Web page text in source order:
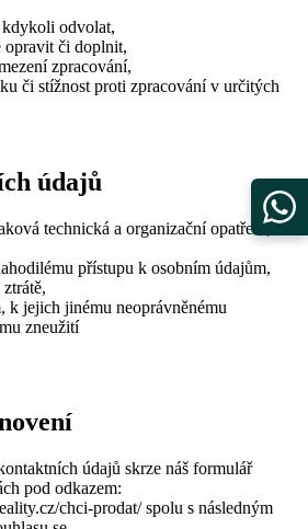
kdykoli odvolat,
opravit či doplnit,
zpracování,
či stížnost proti zpracování v určitých
údajů
technická a organizační opatření,
přístupu k osobním údajům,
k jejich jinému neoprávněnému
zneužití
údajů skrze náš formulář
pod odkazem:
chci-prodat/ spolu s následným